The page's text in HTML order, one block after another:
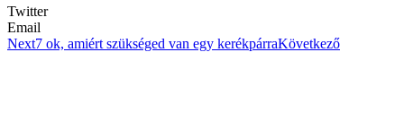
Twitter
Email
Next7 ok, amiért szükséged van egy kerékpárraKövetkező